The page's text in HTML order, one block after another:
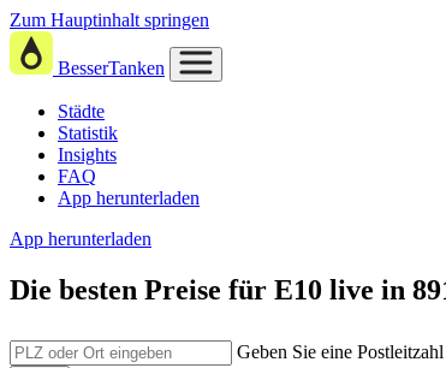
Zum Hauptinhalt springen
BesserTanken
Städte
Statistik
Insights
FAQ
App herunterladen
App herunterladen
Die besten Preise für E10 live in
Geben Sie eine